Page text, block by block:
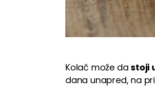
Kolač može dastoji
dana unapred, na